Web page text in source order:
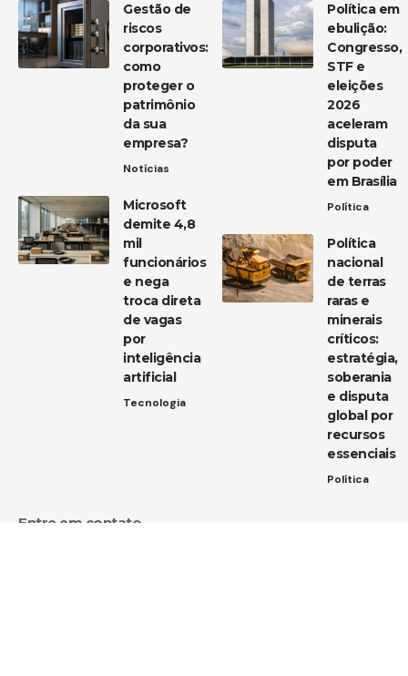
Gestão de
riscos
corporativos:
como
proteger o
patrimônio
da sua
empresa?
Notícias
Microsoft
demite 4,8
mil
funcionários
e nega
troca direta
de vagas
por
inteligência
artificial
Tecnologia
Política em
ebulição:
Congresso,
STF e
eleições
2026
aceleram
disputa
por poder
em Brasília
Política
Política
nacional
de terras
raras e
minerais
críticos:
estratégia,
soberania
e disputa
global por
recursos
essenciais
Política
Entre em contato